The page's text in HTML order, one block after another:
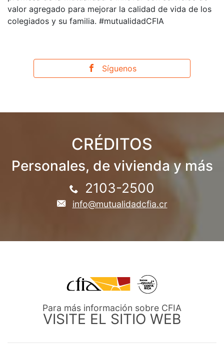
valor agregado para mejorar la calidad de vida de los
colegiados y su familia. #mutualidadCFIA
Síguenos
CRÉDITOS
Personales, de vivienda y más
2103-2500
info@mutualidadcfia.cr
Para más información sobre CFIA
VISITE EL SITIO WEB